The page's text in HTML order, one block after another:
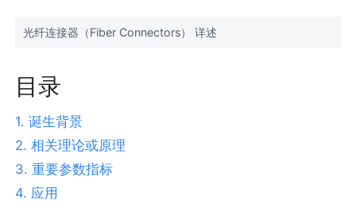
光纤连接器（Fiber Connectors） 详述
目录
1. 诞生背景
2. 相关理论或原理
3. 重要参数指标
4. 应用